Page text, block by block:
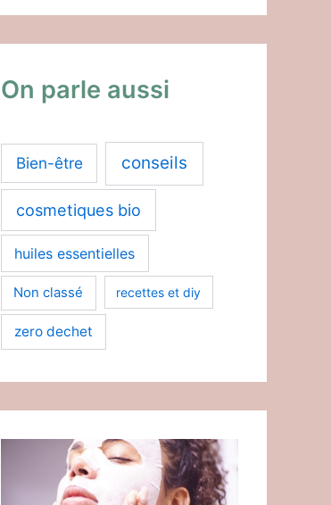
i
o
On parle aussi
Bien-être conseils
cosmetiques bio
huiles essentielles
Non classé recettes et diy
zero dechet